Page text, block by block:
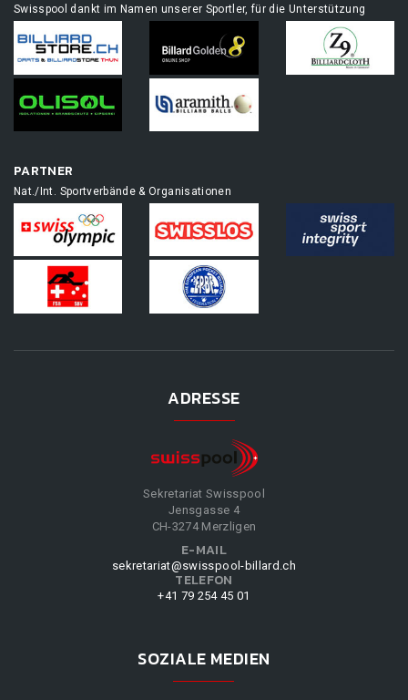
Swisspool dankt im Namen unserer Sportler, für die Unterstützung
PARTNER
Nat./Int. Sportverbände & Organisationen
ADRESSE
Sekretariat Swisspool
Jensgasse 4
CH-3274 Merzligen
E-MAIL
sekretariat@swisspool-billard.ch
TELEFON
+41 79 254 45 01
SOZIALE MEDIEN